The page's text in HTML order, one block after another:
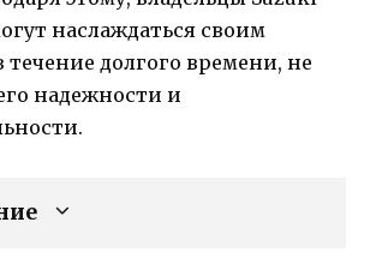
наслаждаться своим
долгого времени, не
надежности и